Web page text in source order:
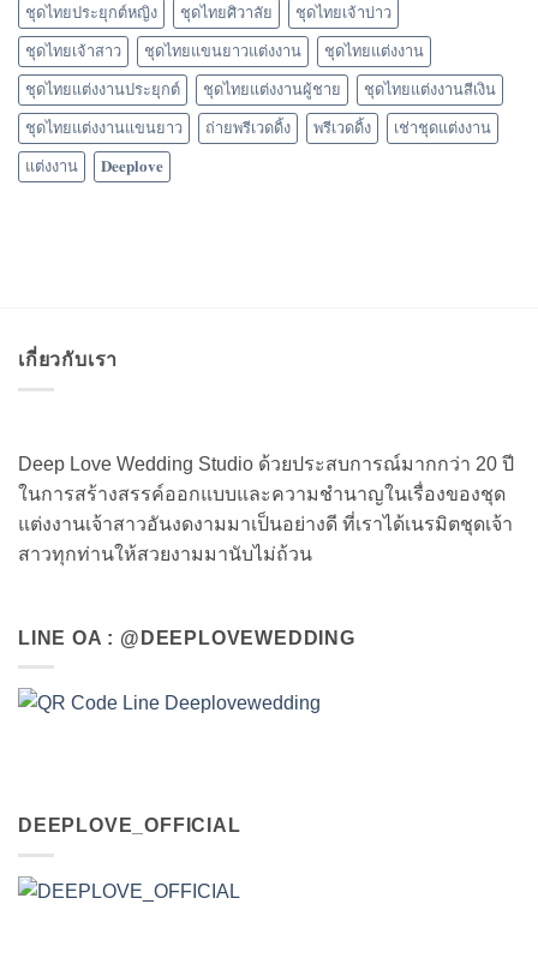
ชุดไทยประยุกต์หญิง ชุดไทยศิวาลัย ชุดไทยเจ้าบ่าว
ชุดไทยเจ้าสาว ชุดไทยแขนยาวแต่งงาน ชุดไทยแต่งงาน
ชุดไทยแต่งงานประยุกต์ ชุดไทยแต่งงานผู้ชาย ชุดไทยแต่งงานสีเงิน
ชุดไทยแต่งงานแขนยาว ถ่ายพรีเวดดิ้ง พรีเวดดิ้ง เช่าชุดแต่งงาน
แต่งงาน 𝐃𝐞𝐞𝐩𝐥𝐨𝐯𝐞
เกี่ยวกับเรา
Deep Love Wedding Studio ด้วยประสบการณ์มากกว่า 20 ปี
ในการสร้างสรรค์ออกแบบและความชำนาญในเรื่องของชุด
แต่งงานเจ้าสาวอันงดงามมาเป็นอย่างดี ที่เราได้เนรมิตชุดเจ้า
สาวทุกท่านให้สวยงามมานับไม่ถ้วน
LINE OA : @DEEPLOVEWEDDING
DEEPLOVE_OFFICIAL